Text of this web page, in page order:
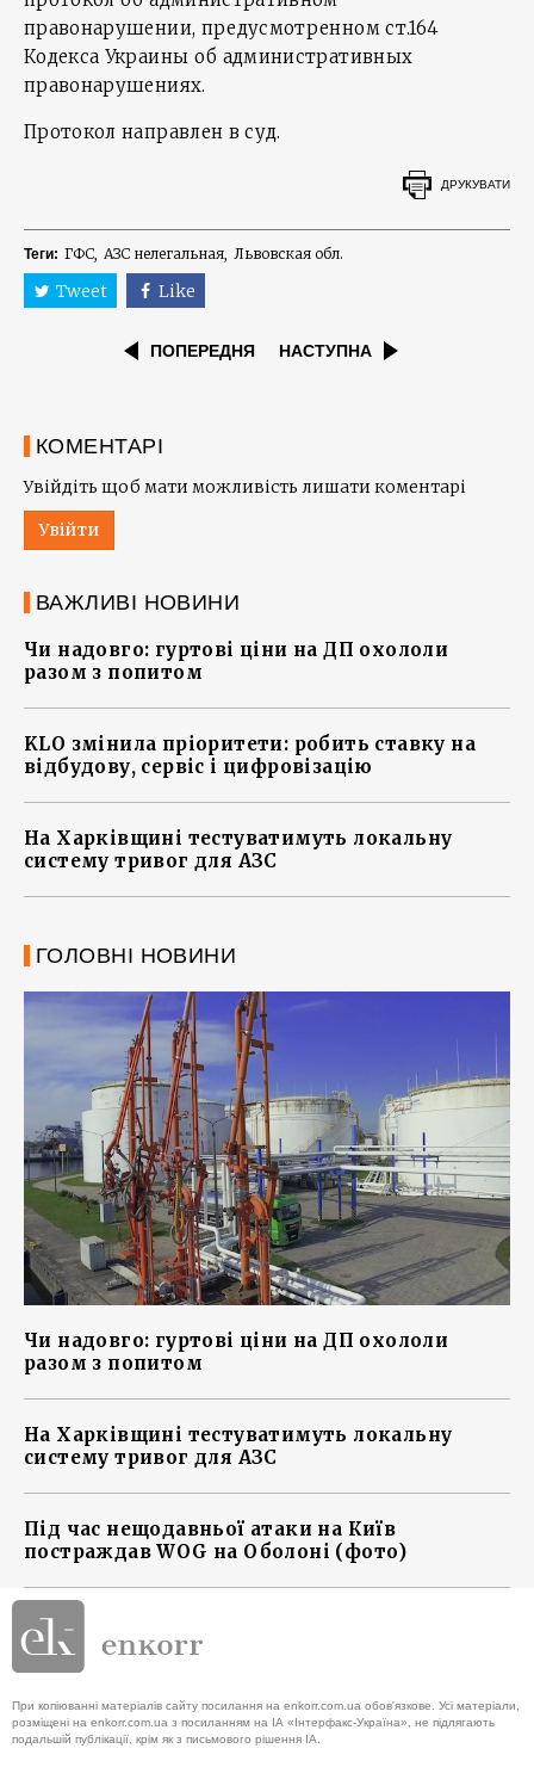
правонарушении, предусмотренном ст.164
Кодекса Украины об административных
правонарушениях.
Протокол направлен в суд.
ДРУКУВАТИ
Теги: ГФС АЗС нелегальная Львовская обл.
Tweet Like
ПОПЕРЕДНЯ НАСТУПНА
КОМЕНТАРІ
Увійдіть щоб мати можливість лишати коментарі
Увійти
ВАЖЛИВІ НОВИНИ
Чи надовго: гуртові ціни на ДП охололи
разом з попитом
KLO змінила пріоритети: робить ставку на
відбудову, сервіс і цифровізацію
На Харківщині тестуватимуть локальну
систему тривог для АЗС
ГОЛОВНІ НОВИНИ
Чи надовго: гуртові ціни на ДП охололи
разом з попитом
На Харківщині тестуватимуть локальну
систему тривог для АЗС
Під час нещодавньої атаки на Київ
постраждав WOG на Оболоні (фото)
При копіюванні матеріалів сайту посилання на enkorr.com.ua обов'язкове. Усі матеріали,
розміщені на enkorr.com.ua з посиланням на ІА «Інтерфакс-Україна», не підлягають
подальшій публікації, крім як з письмового рішення ІА.